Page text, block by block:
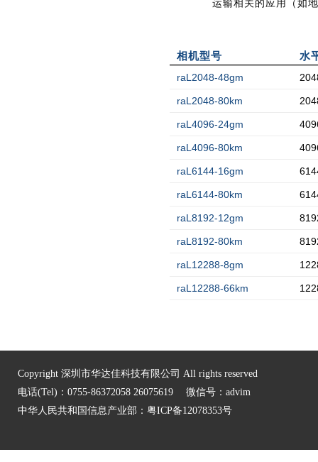
运输相关的应用（如
相机型号 水
raL2048-48gm
raL2048-80km
raL4096-24gm
raL4096-80km
raL6144-16gm
raL6144-80km
raL8192-12gm
raL8192-80km
raL12288-8gm
raL12288-66km
Copyright 深圳市华达佳科技有限公司 All rights reserved
电话(Tel)：0755-86372058 26075619 微信号：advim
中华人民共和国信息产业部： 粤ICP备12078353号